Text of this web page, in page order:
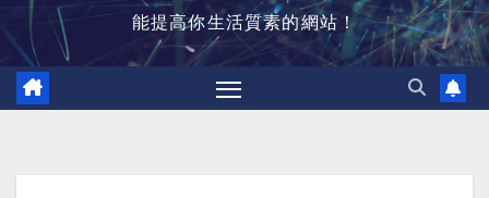
能提高你生活質素的網站！